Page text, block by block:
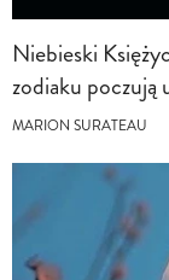
Niebieski
zodiaku poczują
MARION SURATEAU